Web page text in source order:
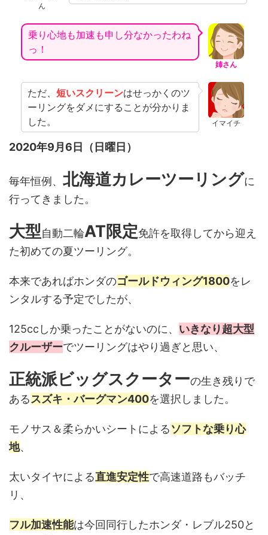
ん
姉さん
乗り心地も加速も申し分なかったわね
っ！
イマイチ
ただ、 短いスクリーンはせっかくのツ
ーリングをダメにすることが分かりま
した。
2020年9月6日（日曜日）
毎年恒例、 北海道カレーツーリングに
行ってきました。
大型自動二輪AT限定免許を取得してから迎え
た初めての夏ツーリング。
本来であればホンダのゴールドウィング1800をレ
ンタルする予定でしたが、
125ccしか乗ったことがないのに、 いきなり超大型
クルーザーでツーリングはやり過ぎと思い、
正統派ビッグスクーターの生き残りで
あるスズキ・バーグマン400を選択しました。
モノサス＆柔らかいシートによるソフトな乗り心
地、
太いタイヤによる直進安定性で高速道路もバッチ
リ、
フル加速性能は今回同行したホンダ・レブル250と